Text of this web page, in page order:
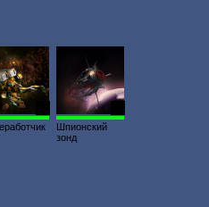
Шпионский
зонд